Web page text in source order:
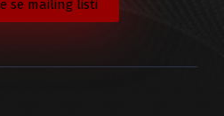
se mailing listi